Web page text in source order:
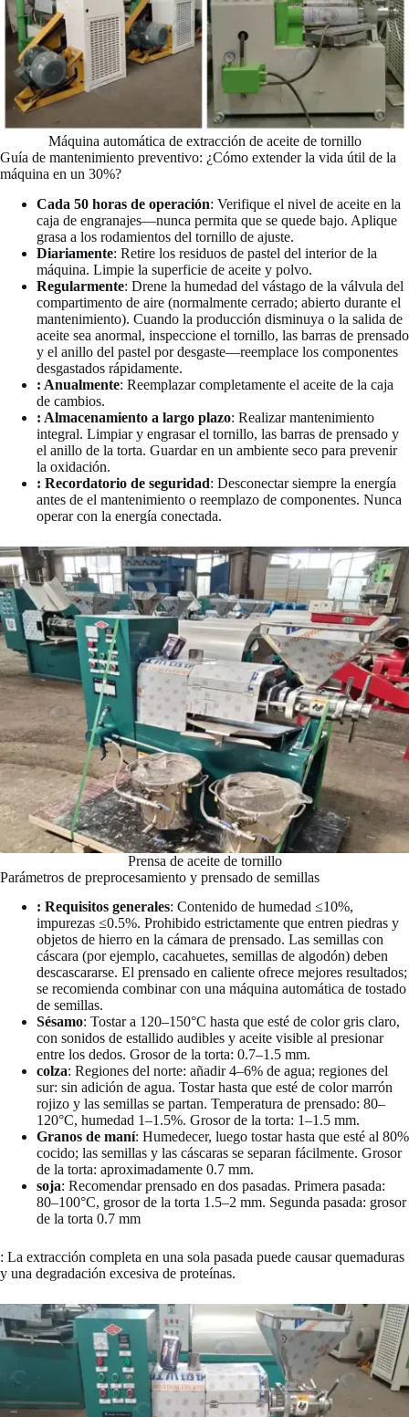
Máquina automática de extracción de aceite de tornillo
Guía de mantenimiento preventivo: ¿Cómo extender la vida útil de la
máquina en un 30%?
Cada 50 horas de operación: Verifique el nivel de aceite en la
caja de engranajes—nunca permita que se quede bajo. Aplique
grasa a los rodamientos del tornillo de ajuste.
Diariamente: Retire los residuos de pastel del interior de la
máquina. Limpie la superficie de aceite y polvo.
Regularmente: Drene la humedad del vástago de la válvula del
compartimento de aire (normalmente cerrado; abierto durante el
mantenimiento). Cuando la producción disminuya o la salida de
aceite sea anormal, inspeccione el tornillo, las barras de prensado
y el anillo del pastel por desgaste—reemplace los componentes
desgastados rápidamente.
: Anualmente: Reemplazar completamente el aceite de la caja
de cambios.
: Almacenamiento a largo plazo: Realizar mantenimiento
integral. Limpiar y engrasar el tornillo, las barras de prensado y
el anillo de la torta. Guardar en un ambiente seco para prevenir
la oxidación.
: Recordatorio de seguridad: Desconectar siempre la energía
antes de el mantenimiento o reemplazo de componentes. Nunca
operar con la energía conectada.
Prensa de aceite de tornillo
Parámetros de preprocesamiento y prensado de semillas
: Requisitos generales: Contenido de humedad ≤10%,
impurezas ≤0.5%. Prohibido estrictamente que entren piedras y
objetos de hierro en la cámara de prensado. Las semillas con
cáscara (por ejemplo, cacahuetes, semillas de algodón) deben
descascararse. El prensado en caliente ofrece mejores resultados;
se recomienda combinar con una máquina automática de tostado
de semillas.
Sésamo: Tostar a 120–150°C hasta que esté de color gris claro,
con sonidos de estallido audibles y aceite visible al presionar
entre los dedos. Grosor de la torta: 0.7–1.5 mm.
colza: Regiones del norte: añadir 4–6% de agua; regiones del
sur: sin adición de agua. Tostar hasta que esté de color marrón
rojizo y las semillas se partan. Temperatura de prensado: 80–
120°C, humedad 1–1.5%. Grosor de la torta: 1–1.5 mm.
Granos de maní: Humedecer, luego tostar hasta que esté al 80%
cocido; las semillas y las cáscaras se separan fácilmente. Grosor
de la torta: aproximadamente 0.7 mm.
soja: Recomendar prensado en dos pasadas. Primera pasada:
80–100°C, grosor de la torta 1.5–2 mm. Segunda pasada: grosor
de la torta 0.7 mm
: La extracción completa en una sola pasada puede causar quemaduras
y una degradación excesiva de proteínas.